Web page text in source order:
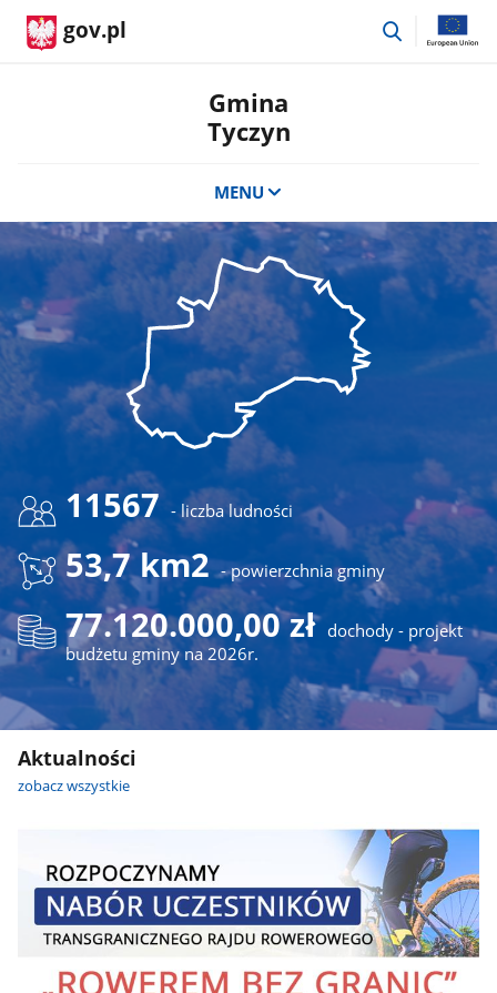
gov.pl
przejdź
Gmina
Tyczyn
MENU
11567 - liczba ludności
53,7 km2 - powierzchnia gminy
77.120.000,00 zł dochody - projekt
budżetu gminy na 2026r.
Aktualności
zobacz wszystkie